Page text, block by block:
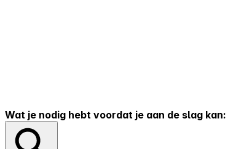
Wat je nodig hebt voordat je aan de slag kan: